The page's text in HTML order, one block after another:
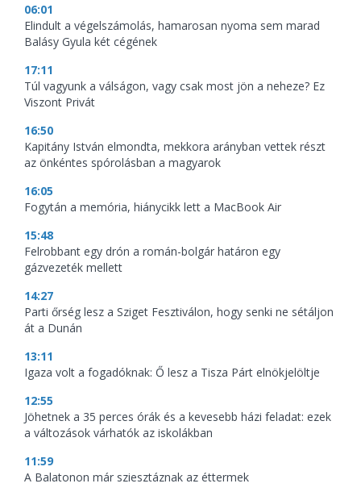
06:01
Elindult a végelszámolás, hamarosan nyoma sem marad
Balásy Gyula két cégének
17:11
Túl vagyunk a válságon, vagy csak most jön a neheze? Ez
Viszont Privát
16:50
Kapitány István elmondta, mekkora arányban vettek részt
az önkéntes spórolásban a magyarok
16:05
Fogytán a memória, hiánycikk lett a MacBook Air
15:48
Felrobbant egy drón a román-bolgár határon egy
gázvezeték mellett
14:27
Parti őrség lesz a Sziget Fesztiválon, hogy senki ne sétáljon
át a Dunán
13:11
Igaza volt a fogadóknak: Ő lesz a Tisza Párt elnökjelöltje
12:55
Jöhetnek a 35 perces órák és a kevesebb házi feladat: ezek
a változások várhatók az iskolákban
11:59
A Balatonon már sziesztáznak az éttermek